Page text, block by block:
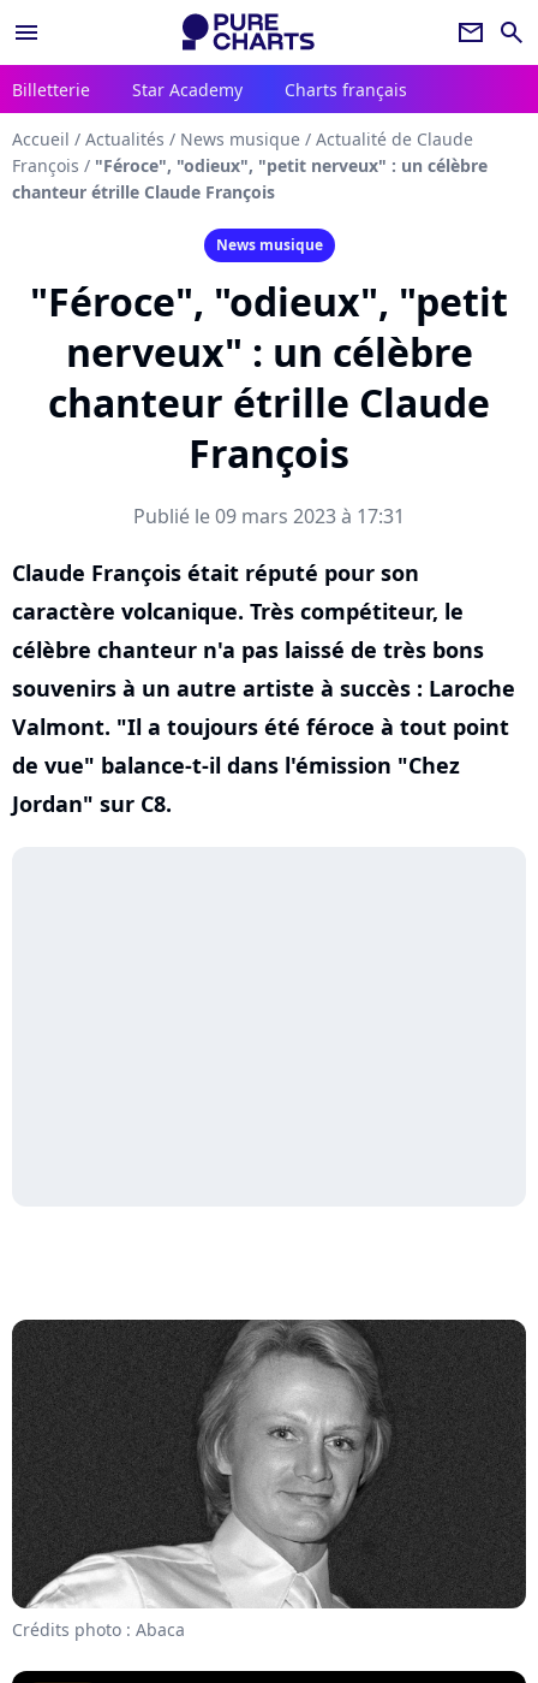
menu newsletter search
Billetterie Star Academy Charts français
Accueil / Actualités / News musique / Actualité de Claude
François / "Féroce", "odieux", "petit nerveux" : un célèbre
chanteur étrille Claude François
News musique
"Féroce", "odieux", "petit
nerveux" : un célèbre
chanteur étrille Claude
François
Publié le 09 mars 2023 à 17:31
Claude François était réputé pour son
caractère volcanique. Très compétiteur, le
célèbre chanteur n'a pas laissé de très bons
souvenirs à un autre artiste à succès : Laroche
Valmont. "Il a toujours été féroce à tout point
de vue" balance-t-il dans l'émission "Chez
Jordan" sur C8.
Crédits photo : Abaca